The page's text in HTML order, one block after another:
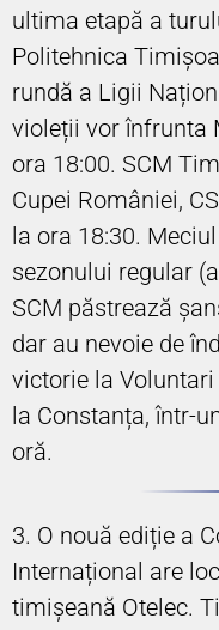
ultima etapă a
Politehnica
rundă a Ligii
violeții vor înfrunta
ora 18:00. SCM
Cupei României,
la ora 18:30.
sezonului regular
SCM păstrează
dar au nevoie de
victorie la
la Constanța, într-
oră.
3. O nouă ediție a
Internațional are
timișeană Otelec.